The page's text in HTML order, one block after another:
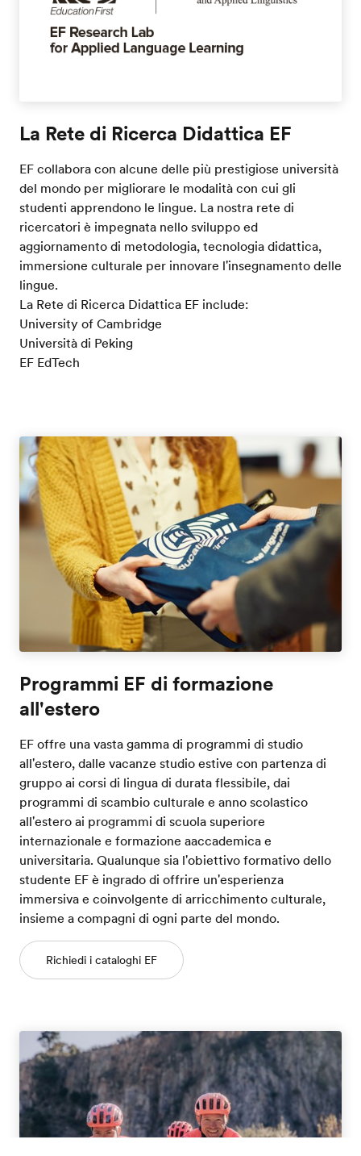
La Rete di Ricerca Didattica EF
EF collabora con alcune delle più prestigiose università
del mondo per migliorare le modalità con cui gli
studenti apprendono le lingue. La nostra rete di
ricercatori è impegnata nello sviluppo ed
aggiornamento di metodologia, tecnologia didattica,
immersione culturale per innovare l'insegnamento delle
lingue.
La Rete di Ricerca Didattica EF include:
University of Cambridge
Università di Peking
EF EdTech
Programmi EF di formazione
all'estero
EF offre una vasta gamma di programmi di studio
all'estero, dalle vacanze studio estive con partenza di
gruppo ai corsi di lingua di durata flessibile, dai
programmi di scambio culturale e anno scolastico
all'estero ai programmi di scuola superiore
internazionale e formazione aaccademica e
universitaria. Qualunque sia l'obiettivo formativo dello
studente EF è ingrado di offrire un'esperienza
immersiva e coinvolgente di arricchimento culturale,
insieme a compagni di ogni parte del mondo.
Richiedi i cataloghi EF